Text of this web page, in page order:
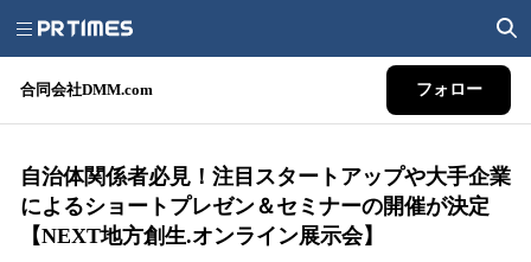
合同会社DMM.com フォロー
自治体関係者必見！注目スタートアップや大手企業
によるショートプレゼン＆セミナーの開催が決定
【NEXT地方創生.オンライン展示会】